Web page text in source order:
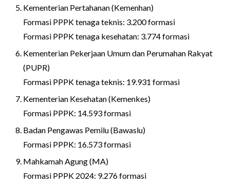
Kementerian Pertahanan (Kemenhan)
Formasi PPPK tenaga teknis: 3.200 formasi
Formasi PPPK tenaga kesehatan: 3.774 formasi
Kementerian Pekerjaan Umum dan Perumahan Rakyat
(PUPR)
Formasi PPPK tenaga teknis: 19.931 formasi
Kementerian Kesehatan (Kemenkes)
Formasi PPPK: 14.593 formasi
Badan Pengawas Pemilu (Bawaslu)
Formasi PPPK: 16.573 formasi
Mahkamah Agung (MA)
Formasi PPPK 2024: 9.276 formasi